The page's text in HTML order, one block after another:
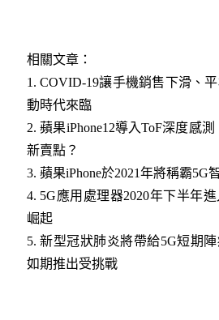
相關文章：
1.COVID-19讓手機銷售下滑、
動時代來臨​
2.蘋果iPhone12導入ToF深度感
新賣點？
3. 蘋果iPhone於2021年將稱霸5G
4. 5G應用處理器2020年下半年
崛起​
5.新型冠狀肺炎將帶給5G短期陣
如期推出受挑戰​